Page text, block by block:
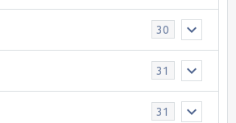
30
31
31